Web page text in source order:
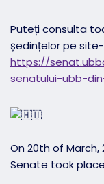
Puteți consulta
ședințelor pe site-
https://
senatului-ubb-
On 20th of March,
Senate took